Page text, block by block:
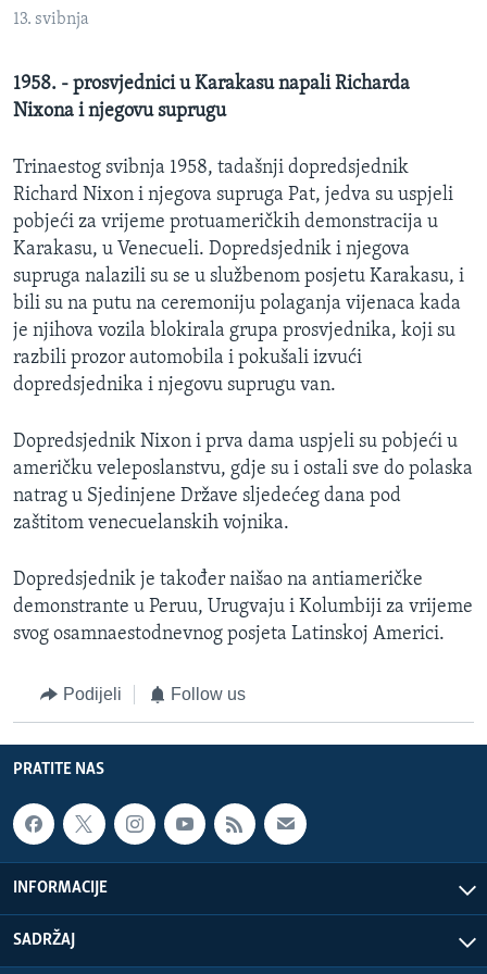
MAGAZIN
Learning English
PRATITE NAS
Jezici
13. svibnja
1958. - prosvjednici u Karakasu napali Richarda
Nixona i njegovu suprugu
Trinaestog svibnja 1958, tadašnji dopredsjednik
Richard Nixon i njegova supruga Pat, jedva su uspjeli
pobjeći za vrijeme protuameričkih demonstracija u
Karakasu, u Venecueli. Dopredsjednik i njegova
supruga nalazili su se u službenom posjetu Karakasu, i
bili su na putu na ceremoniju polaganja vijenaca kada
je njihova vozila blokirala grupa prosvjednika, koji su
razbili prozor automobila i pokušali izvući
dopredsjednika i njegovu suprugu van.
Dopredsjednik Nixon i prva dama uspjeli su pobjeći u
američku veleposlanstvu, gdje su i ostali sve do polaska
natrag u Sjedinjene Države sljedećeg dana pod
zaštitom venecuelanskih vojnika.
Dopredsjednik je također naišao na antiameričke
demonstrante u Peruu, Urugvaju i Kolumbiji za vrijeme
svog osamnaestodnevnog posjeta Latinskoj Americi.
Podijeli Follow us
PRATITE NAS
INFORMACIJE
SADRŽAJ